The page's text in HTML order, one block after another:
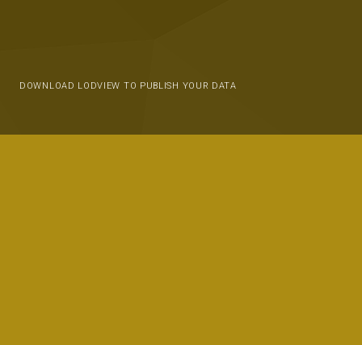
DOWNLOAD LODVIEW TO PUBLISH YOUR DATA